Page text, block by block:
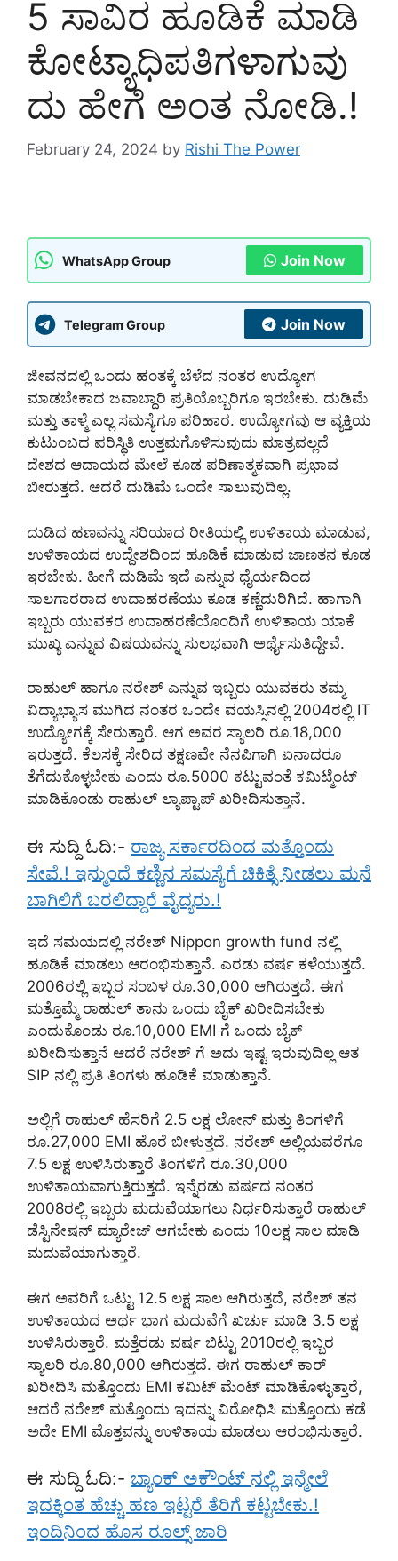
5 ಸಾವಿರ ಹೂಡಿಕೆ ಮಾಡಿ
ಕೋಟ್ಯಾಧಿಪತಿಗಳಾಗುವು
ದು ಹೇಗೆ ಅಂತ ನೋಡಿ.!
February 24, 2024 by Rishi The Power
WhatsApp Group Join Now
Telegram Group Join Now
ಜೀವನದಲ್ಲಿ ಒಂದು ಹಂತಕ್ಕೆ ಬೆಳೆದ ನಂತರ ಉದ್ಯೋಗ
ಮಾಡಬೇಕಾದ ಜವಾಬ್ದಾರಿ ಪ್ರತಿಯೊಬ್ಬರಿಗೂ ಇರಬೇಕು. ದುಡಿಮೆ
ಮತ್ತು ತಾಳ್ಮೆ ಎಲ್ಲ ಸಮಸ್ಯೆಗೂ ಪರಿಹಾರ. ಉದ್ಯೋಗವು ಆ ವ್ಯಕ್ತಿಯ
ಕುಟುಂಬದ ಪರಿಸ್ಥಿತಿ ಉತ್ತಮಗೊಳಿಸುವುದು ಮಾತ್ರವಲ್ಲದೆ
ದೇಶದ ಆದಾಯದ ಮೇಲೆ ಕೂಡ ಪರಿಣಾತ್ಮಕವಾಗಿ ಪ್ರಭಾವ
ಬೀರುತ್ತದೆ. ಆದರೆ ದುಡಿಮೆ ಒಂದೇ ಸಾಲುವುದಿಲ್ಲ.
ದುಡಿದ ಹಣವನ್ನು ಸರಿಯಾದ ರೀತಿಯಲ್ಲಿ ಉಳಿತಾಯ ಮಾಡುವ,
ಉಳಿತಾಯದ ಉದ್ದೇಶದಿಂದ ಹೂಡಿಕೆ ಮಾಡುವ ಜಾಣತನ ಕೂಡ
ಇರಬೇಕು. ಹೀಗೆ ದುಡಿಮೆ ಇದೆ ಎನ್ನುವ ಧೈರ್ಯದಿಂದ
ಸಾಲಗಾರರಾದ ಉದಾಹರಣೆಯು ಕೂಡ ಕಣ್ಣೆದುರಿಗಿದೆ. ಹಾಗಾಗಿ
ಇಬ್ಬರು ಯುವಕರ ಉದಾಹರಣೆಯೊಂದಿಗೆ ಉಳಿತಾಯ ಯಾಕೆ
ಮುಖ್ಯ ಎನ್ನುವ ವಿಷಯವನ್ನು ಸುಲಭವಾಗಿ ಅರ್ಥೈಸುತಿದ್ದೇವೆ.
ರಾಹುಲ್ ಹಾಗೂ ನರೇಶ್ ಎನ್ನುವ ಇಬ್ಬರು ಯುವಕರು ತಮ್ಮ
ವಿದ್ಯಾಭ್ಯಾಸ ಮುಗಿದ ನಂತರ ಒಂದೇ ವಯಸ್ಸಿನಲ್ಲಿ 2004ರಲ್ಲಿ IT
ಉದ್ಯೋಗಕ್ಕೆ ಸೇರುತ್ತಾರೆ. ಆಗ ಅವರ ಸ್ಯಾಲರಿ ರೂ.18,000
ಇರುತ್ತದೆ. ಕೆಲಸಕ್ಕೆ ಸೇರಿದ ತಕ್ಷಣವೇ ನೆನಪಿಗಾಗಿ ಏನಾದರೂ
ತೆಗೆದುಕೊಳ್ಳಬೇಕು ಎಂದು ರೂ.5000 ಕಟ್ಟುವಂತೆ ಕಮಿಟ್ಮೆಂಟ್
ಮಾಡಿಕೊಂಡು ರಾಹುಲ್ ಲ್ಯಾಪ್ಟಾಪ್ ಖರೀದಿಸುತ್ತಾನೆ.
ಈ ಸುದ್ದಿ ಓದಿ:- ರಾಜ್ಯ ಸರ್ಕಾರದಿಂದ ಮತ್ತೊಂದು
ಸೇವೆ.! ಇನ್ಮುಂದೆ ಕಣ್ಣಿನ ಸಮಸ್ಯೆಗೆ ಚಿಕಿತ್ಸೆ ನೀಡಲು ಮನೆ
ಬಾಗಿಲಿಗೆ ಬರಲಿದ್ದಾರೆ ವೈದ್ಯರು.!
ಇದೆ ಸಮಯದಲ್ಲಿ ನರೇಶ್ Nippon growth fund ನಲ್ಲಿ
ಹೂಡಿಕೆ ಮಾಡಲು ಆರಂಭಿಸುತ್ತಾನೆ. ಎರಡು ವರ್ಷ ಕಳೆಯುತ್ತದೆ.
2006ರಲ್ಲಿ ಇಬ್ಬರ ಸಂಬಳ ರೂ.30,000 ಆಗಿರುತ್ತದೆ. ಈಗ
ಮತ್ತೊಮ್ಮೆ ರಾಹುಲ್ ತಾನು ಒಂದು ಬೈಕ್ ಖರೀದಿಸಬೇಕು
ಎಂದುಕೊಂಡು ರೂ.10,000 EMI ಗೆ ಒಂದು ಬೈಕ್
ಖರೀದಿಸುತ್ತಾನೆ ಆದರೆ ನರೇಶ್ ಗೆ ಅದು ಇಷ್ಟ ಇರುವುದಿಲ್ಲ ಆತ
SIP ನಲ್ಲಿ ಪ್ರತಿ ತಿಂಗಳು ಹೂಡಿಕೆ ಮಾಡುತ್ತಾನೆ.
ಅಲ್ಲಿಗೆ ರಾಹುಲ್ ಹೆಸರಿಗೆ 2.5 ಲಕ್ಷ ಲೋನ್ ಮತ್ತು ತಿಂಗಳಿಗೆ
ರೂ.27,000 EMI ಹೊರೆ ಬೀಳುತ್ತದೆ. ನರೇಶ್ ಅಲ್ಲಿಯವರೆಗೂ
7.5 ಲಕ್ಷ ಉಳಿಸಿರುತ್ತಾರೆ ತಿಂಗಳಿಗೆ ರೂ.30,000
ಉಳಿತಾಯವಾಗುತ್ತಿರುತ್ತದೆ. ಇನ್ನೆರಡು ವರ್ಷದ ನಂತರ
2008ರಲ್ಲಿ ಇಬ್ಬರು ಮದುವೆಯಾಗಲು ನಿರ್ಧರಿಸುತ್ತಾರೆ ರಾಹುಲ್
ಡೆಸ್ಟಿನೇಷನ್ ಮ್ಯಾರೇಜ್ ಆಗಬೇಕು ಎಂದು 10ಲಕ್ಷ ಸಾಲ ಮಾಡಿ
ಮದುವೆಯಾಗುತ್ತಾರೆ.
ಈಗ ಅವರಿಗೆ ಒಟ್ಟು 12.5 ಲಕ್ಷ ಸಾಲ ಆಗಿರುತ್ತದೆ, ನರೇಶ್ ತನ
ಉಳಿತಾಯದ ಅರ್ಥ ಭಾಗ ಮದುವೆಗೆ ಖರ್ಚು ಮಾಡಿ 3.5 ಲಕ್ಷ
ಉಳಿಸಿರುತ್ತಾರೆ. ಮತ್ತೆರಡು ವರ್ಷ ಬಿಟ್ಟು 2010ರಲ್ಲಿ ಇಬ್ಬರ
ಸ್ಯಾಲರಿ ರೂ.80,000 ಆಗಿರುತ್ತದೆ. ಈಗ ರಾಹುಲ್ ಕಾರ್
ಖರೀದಿಸಿ ಮತ್ತೊಂದು EMI ಕಮಿಟ್ ಮೆಂಟ್ ಮಾಡಿಕೊಳ್ಳುತ್ತಾರೆ,
ಆದರೆ ನರೇಶ್ ಮತ್ತೊಂದು ಇದನ್ನು ವಿರೋಧಿಸಿ ಮತ್ತೊಂದು ಕಡೆ
ಅದೇ EMI ಮೊತ್ತವನ್ನು ಉಳಿತಾಯ ಮಾಡಲು ಆರಂಭಿಸುತ್ತಾರೆ.
ಈ ಸುದ್ದಿ ಓದಿ:- ಬ್ಯಾಂಕ್ ಅಕೌಂಟ್ ನಲ್ಲಿ ಇನ್ಮೇಲೆ
ಇದಕ್ಕಿಂತ ಹೆಚ್ಚು ಹಣ ಇಟ್ಟರೆ ತೆರಿಗೆ ಕಟ್ಟಬೇಕು.!
ಇಂದಿನಿಂದ ಹೊಸ ರೂಲ್ಸ್ ಜಾರಿ